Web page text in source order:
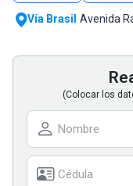
Vía Brasil Avenida
(Colocar los